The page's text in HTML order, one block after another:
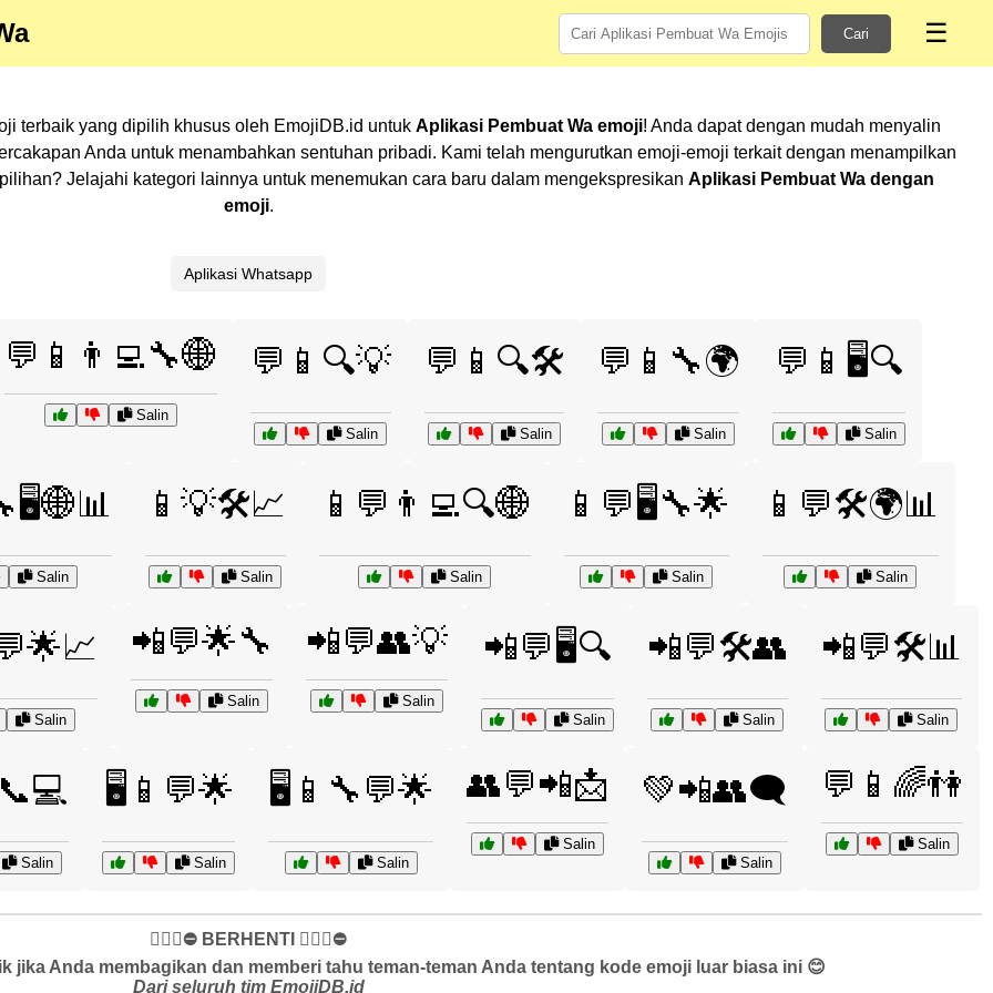
Cari ☰
terbaik yang dipilih khusus oleh EmojiDB.id untuk Aplikasi Pembuat Wa emoji! Anda dapat dengan mudah menyalin
Anda untuk menambahkan sentuhan pribadi. Kami telah mengurutkan emoji-emoji terkait dengan menampilkan
Jelajahi kategori lainnya untuk menemukan cara baru dalam mengekspresikan Aplikasi Pembuat Wa dengan
emoji.
Aplikasi Whatsapp
💬📱👨‍💻🔧🌐
Salin
💬📱🔍💡
Salin
💬📱🔍🛠️
Salin
💬📱🔧🌍
Salin
💬📱🖥️🔍
Salin
Salin
📱💡🛠️📈
Salin
📱💬👨‍💻🔍🌐
Salin
📱💬🖥️🔧🌟
Salin
📱💬🛠️🌍📊
Salin
Salin
📲💬🌟🔧
Salin
📲💬👥💡
Salin
📲💬🖥️🔍
Salin
📲💬🛠️👥
Salin
📲💬🛠️📊
Salin
Salin
🖥️📱💬🌟
Salin
🖥️📱🔧💬🌟
Salin
👥💬📲📩
Salin
💚📲👥🗨️
Salin
💬📱🌈👫
Salin
✋🏻🛑⛔️ BERHENTI ✋🏻🛑⛔️
jika Anda membagikan dan memberi tahu teman-teman Anda tentang kode emoji luar biasa ini 😊
Dari seluruh tim EmojiDB.id